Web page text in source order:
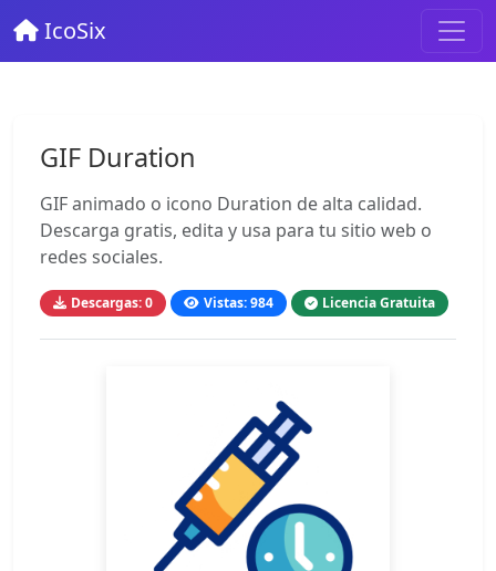
IcoSix
GIF Duration
GIF animado o icono Duration de alta calidad.
Descarga gratis, edita y usa para tu sitio web o
redes sociales.
Descargas: 0 Vistas: 984 Licencia Gratuita